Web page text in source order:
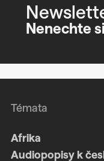
Nenechte
Témata
Afrika
Audiopopisy k